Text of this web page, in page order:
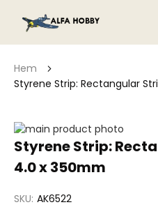
Hem
Styrene Strip: Rectangular
Styrene Strip:
4.0 x 350mm
SKU AK6522
Hoppa
till
slutet
av
Hoppa
början
bildgalleriet